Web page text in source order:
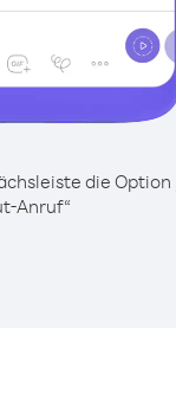
die Option
Anruf“